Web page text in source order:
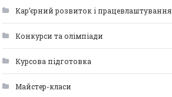
Кар’єрний розвиток і працевлаштування
Конкурси та олімпіади
Курсова підготовка
Майстер-класи